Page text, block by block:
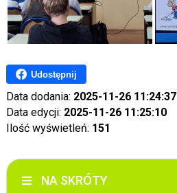
Udostępnij
Data dodania: 2025-11-26 11:24:37
Data edycji: 2025-11-26 11:25:10
Ilość wyświetleń: 151
NA SKRÓTY